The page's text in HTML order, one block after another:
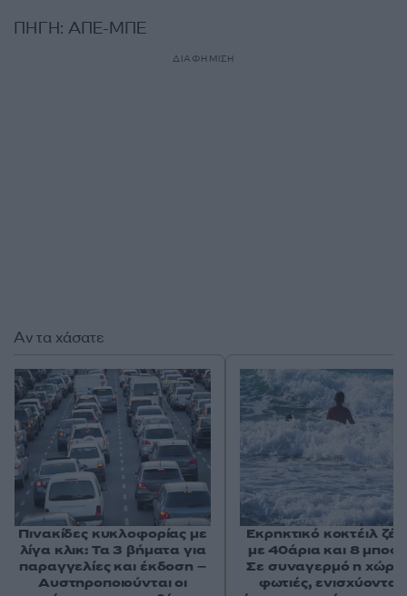
ΠΗΓΗ: ΑΠΕ-ΜΠΕ
ΔΙΑΦΗΜΙΣΗ
Αν τα χάσατε
Πινακίδες κυκλοφορίας με
λίγα κλικ: Τα 3 βήματα για
παραγγελίες και έκδοση –
Αυστηροποιούνται οι
Εκρηκτικό κοκτέιλ
με 40άρια και 8
Σε συναγερμό η χώρα
φωτιές, ενισχύονται